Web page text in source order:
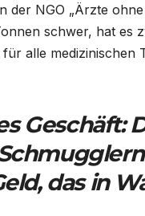
der NGO „Ärzte
schwer, hat es
alle medizinischen
Geschäft:
das in